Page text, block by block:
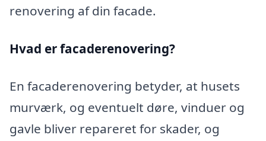
renovering af din facade.
Hvad er facaderenovering?
En facaderenovering betyder, at husets
murværk, og eventuelt døre, vinduer og
gavle bliver repareret for skader, og